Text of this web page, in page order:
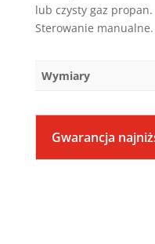
lub czysty gaz
Sterowanie manualne.
Wymiary
Gwarancja